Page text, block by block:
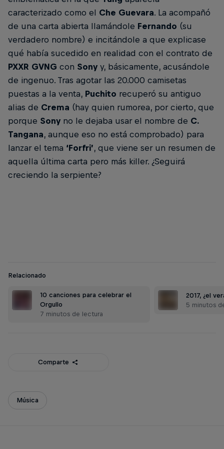
caracterizado como el Che Guevara. La acompañó
de una carta abierta llamándole Fernando (su
verdadero nombre) e incitándole a que explicase
qué había sucedido en realidad con el contrato de
PXXR GVNG con Sony y, básicamente, acusándole
de ingenuo. Tras agotar las 20.000 camisetas
puestas a la venta, Puchito recuperó su antiguo
alias de Crema (hay quien rumorea, por cierto, que
porque Sony no le dejaba usar el nombre de C.
Tangana, aunque eso no está comprobado) para
lanzar el tema ‘Forfri’, que viene ser un resumen de
aquella última carta pero más killer. ¿Seguirá
creciendo la serpiente?
Relacionado
10 canciones para celebrar el
Orgullo
7 minutos de lectura
2017, ¿el
5 minutos
Comparte
Música